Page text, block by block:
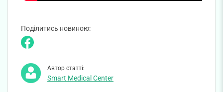
Поділитись новиною:
Автор статті:
Smart Medical Center